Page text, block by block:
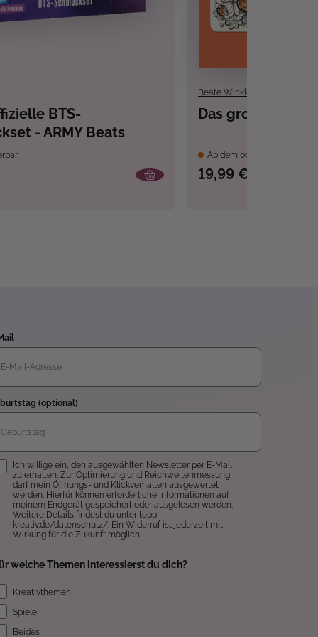
BTS-
- ARMY Beats
Beate Winkler
Das große
Ab dem 09.10.26
19,99 €
(optional)
Ich willige ein, den ausgewählten Newsletter per E-Mail
zu erhalten. Zur Optimierung und Reichweitenmessung
darf mein Öffnungs- und Klickverhalten ausgewertet
werden. Hierfür können erforderliche Informationen auf
meinem Endgerät gespeichert oder ausgelesen werden.
Weitere Details findest du unter topp-
kreativ.de/datenschutz/. Ein Widerruf ist jederzeit mit
Wirkung für die Zukunft möglich.
welche Themen interessierst du dich?
Kreativthemen
Spiele
Beides